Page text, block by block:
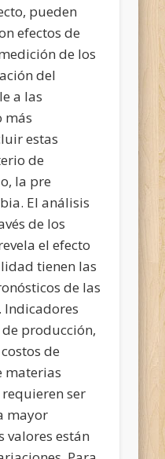
pueden
efectos de
de los
del
a las
más
estas
de
la pre
El análisis
de los
el efecto
tienen las
de las
Indicadores
producción,
de
materias
ser
mayor
valores están